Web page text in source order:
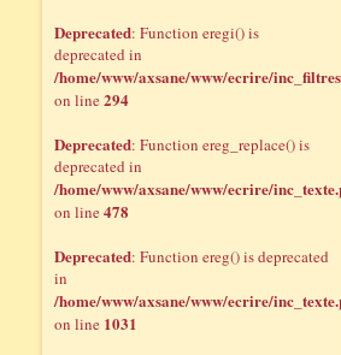
Deprecated: Function eregi() is
deprecated in
/home/www/axsane/www/ecrire/
on line294
Deprecated: Function ereg_replace() is
deprecated in
/home/www/axsane/www/ecrire/
on line478
Deprecated: Function ereg() is deprecated
in
/home/www/axsane/www/ecrire/
on line 1031